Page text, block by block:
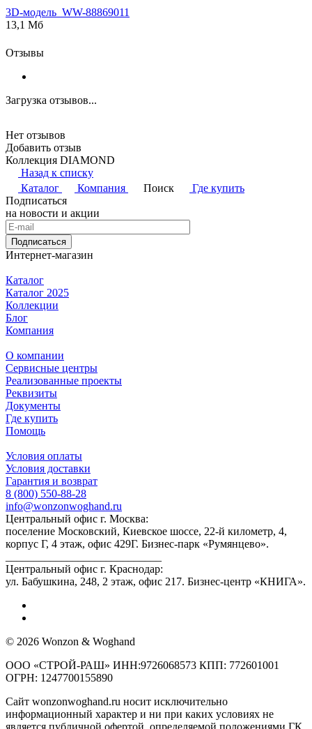
3D-модель_WW-88869011
13,1 Мб
Отзывы
Загрузка отзывов...
Нет отзывов
Добавить отзыв
Коллекция DIAMOND
Назад к списку
Каталог
Компания Поиск
Где купить
Подписаться
на новости и акции
Подписаться
Интернет-магазин
Каталог
Каталог 2025
Коллекции
Блог
Компания
О компании
Сервисные центры
Реализованные проекты
Реквизиты
Документы
Где купить
Помощь
Условия оплаты
Условия доставки
Гарантия и возврат
8 (800) 550-88-28
info@wonzonwoghand.ru
Центральный офис г. Москва:
поселение Московский, Киевское шоссе, 22-й километр, 4,
корпус Г, 4 этаж, офис 429Г. Бизнес-парк «Румянцево».
Центральный офис г. Краснодар:
ул. Бабушкина, 248, 2 этаж, офис 217. Бизнес-центр «КНИГА».
© 2026 Wonzon & Woghand
ООО «СТРОЙ-РАШ» ИНН:9726068573 КПП: 772601001
ОГРН: 1247700155890
Сайт wonzonwoghand.ru носит исключительно
информационный характер и ни при каких условиях не
является публичной офертой, определяемой положениями ГК